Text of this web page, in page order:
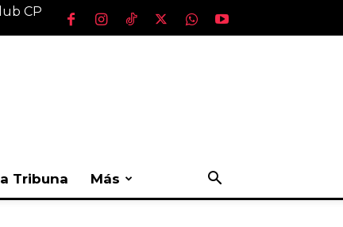
CP
Tribuna Más